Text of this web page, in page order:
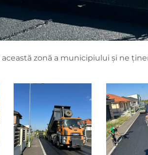
zonă a municipiului și ne